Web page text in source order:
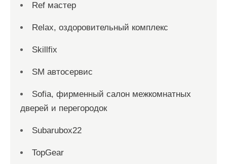
Ref мастер
Relax, оздоровительный комплекс
Skillfix
SM автосервис
Sofia, фирменный салон межкомнатных
дверей и перегородок
Subarubox22
TopGear